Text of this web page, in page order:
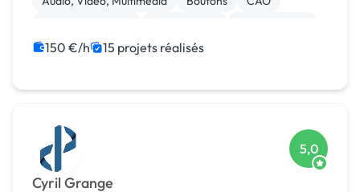
Print (flyer, plaquette, affiche...)
150 €/h 15 projets réalisés
Cyril Grange
5,0